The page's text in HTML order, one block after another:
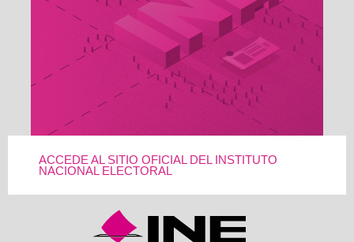
ACCEDE AL SITIO OFICIAL DEL INSTITUTO
NACIONAL ELECTORAL